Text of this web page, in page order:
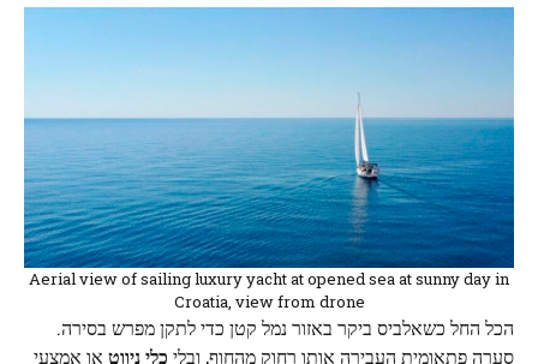
Aerial view of sailing luxury yacht at opened sea at sunny day in
Croatia, view from drone
הכל החל כשאלביס ביקר באזור נמל קטן כדי לתקן מפרש בסירה.
סערה פתאומית העבירה אותו רחוק מהחוף, ובלי כלי ניווט או אמצעי